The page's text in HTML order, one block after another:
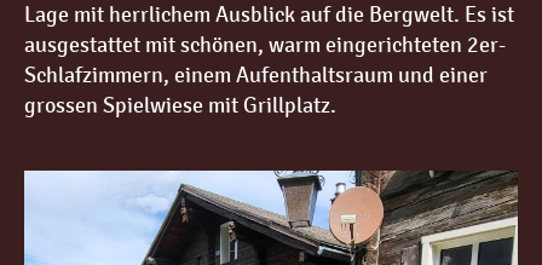
Lage mit herrlichem Ausblick auf die Bergwelt. Es ist
ausgestattet mit schönen, warm eingerichteten 2er-
Schlafzimmern, einem Aufenthaltsraum und einer
grossen Spielwiese mit Grillplatz.